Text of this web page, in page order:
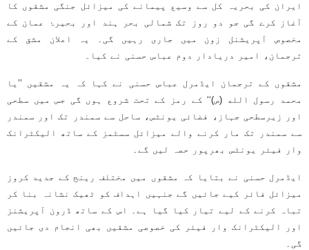
ایران کی بحریہ کل سے وسیع پیمانے کی میزائل جنگی مشقوں کا
آغاز کرے گی جو دو روز تک شمالی بحر ہند اور بحیرۂ عمان کے
مخصوص آپریشنل زون میں جاری رہیں گی۔ یہ اعلان مشق کے
ترجمان، امیر دریادار دوم عباس حسنی نے کیا۔
مشقوں کے ترجمان ایڈمرل عباس حسنی نے کہا کہ یہ مشقیں ’’یا
محمد رسول الله (ص)‘‘ کے رمز کے تحت شروع ہوں گی جس میں سطحی
اور زیرسطحی جہاز، فضائی یونٹس، ساحل سے سمندر تک اور سمندر
سے سمندر تک مار کرنے والے میزائل سسٹمز کے ساتھ الیکٹرانک
وار فیئر یونٹس بھرپور حصہ لیں گے۔
ایڈمرل حسنی نے بتایا کہ مشقوں میں مختلف رینج کے جدید کروز
میزائل فائر کیے جائیں گے جنہیں اہداف کو ٹھیک نشانہ بنا کر
تباہ کرنے کے لیے تیار کیا گیا ہے۔ اس کے ساتھ ڈرون آپریشنز
اور الیکٹرانک وار فیئر کی خصوصی مشقیں بھی انجام دی جائیں
گی۔